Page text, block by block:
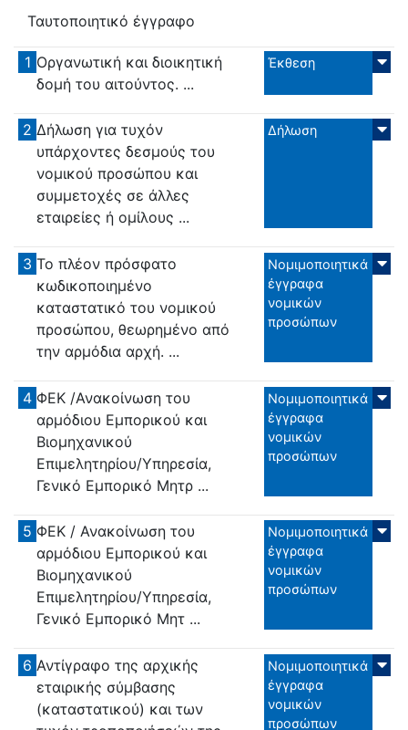
Ταυτοποιητικό έγγραφο
1 Οργανωτική και διοικητική
δομή του αιτούντος. ...
Έκθεση
2 Δήλωση για τυχόν
υπάρχοντες δεσμούς του
νομικού προσώπου και
συμμετοχές σε άλλες
εταιρείες ή ομίλους ...
Δήλωση
3 Το πλέον πρόσφατο
κωδικοποιημένο
καταστατικό του νομικού
προσώπου, θεωρημένο από
την αρμόδια αρχή. ...
Νομιμοποιητικά
έγγραφα
νομικών
προσώπων
4 ΦΕΚ /Ανακοίνωση του
αρμόδιου Εμπορικού και
Βιομηχανικού
Επιμελητηρίου/Υπηρεσία,
Γενικό Εμπορικό Μητρ ...
Νομιμοποιητικά
έγγραφα
νομικών
προσώπων
5 ΦΕΚ / Ανακοίνωση του
αρμόδιου Εμπορικού και
Βιομηχανικού
Επιμελητηρίου/Υπηρεσία,
Γενικό Εμπορικό Μητ ...
Νομιμοποιητικά
έγγραφα
νομικών
προσώπων
6 Αντίγραφο της αρχικής
εταιρικής σύμβασης
(καταστατικού) και των
Νομιμοποιητικά
έγγραφα
νομικών
προσώπων